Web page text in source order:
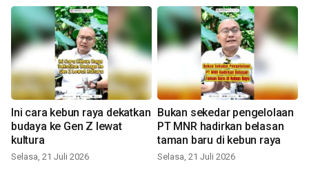
Ini cara kebun raya dekatkan
budaya ke Gen Z lewat
kultura
Selasa, 21 Juli 2026
Bukan sekedar pengelolaan
PT MNR hadirkan belasan
taman baru di kebun raya
Selasa, 21 Juli 2026